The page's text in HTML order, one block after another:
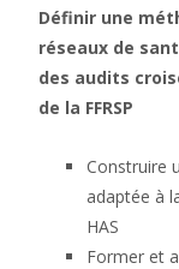
Définir une
réseaux de
des audits
de la FFRSP
Construire
adaptée à
HAS
Former et